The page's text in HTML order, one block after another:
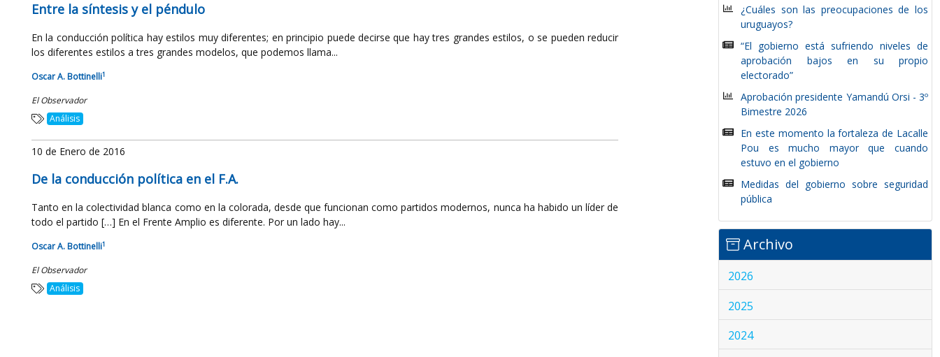
Entre la síntesis y el péndulo
En la conducción política hay estilos muy diferentes; en principio puede decirse que hay tres grandes estilos, o se pueden reducir
los diferentes estilos a tres grandes modelos, que podemos llama...
Oscar A. Bottinelli1
El Observador
Análisis
10 de Enero de 2016
De la conducción política en el F.A.
Tanto en la colectividad blanca como en la colorada, desde que funcionan como partidos modernos, nunca ha habido un líder de
todo el partido […] En el Frente Amplio es diferente. Por un lado hay...
Oscar A. Bottinelli1
El Observador
Análisis
¿Cuáles son las preocupaciones de los
uruguayos?
“El gobierno está sufriendo niveles de
aprobación bajos en su propio
electorado”
Aprobación presidente Yamandú Orsi - 3º
Bimestre 2026
En este momento la fortaleza de Lacalle
Pou es mucho mayor que cuando
estuvo en el gobierno
Medidas del gobierno sobre seguridad
pública
Archivo
2026
2025
2024